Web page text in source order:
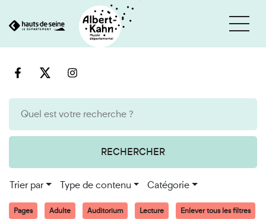
au
RECHERCHER
Trier par Type de contenu Catégorie
Pages Adulte Auditorium Lecture Enlever tous les filtres
Cookies et traceurs utilisés sur ce site